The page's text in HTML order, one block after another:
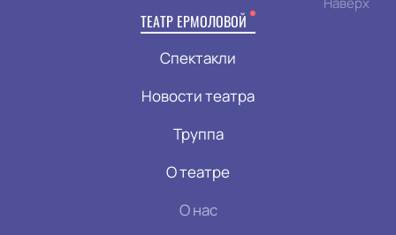
ТЕАТР ЕРМОЛОВОЙ
Спектакли
Новости театра
Труппа
О театре
О нас